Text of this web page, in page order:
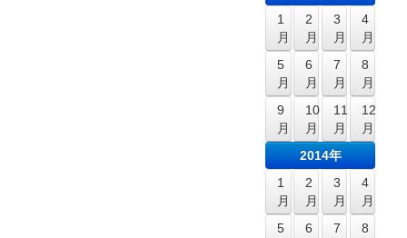
1
月
2
月
3
月
4
月
5
月
6
月
7
月
8
月
9
月
10
月
11
月
12
月
2014年
1
月
2
月
3
月
4
月
5
6
7
8